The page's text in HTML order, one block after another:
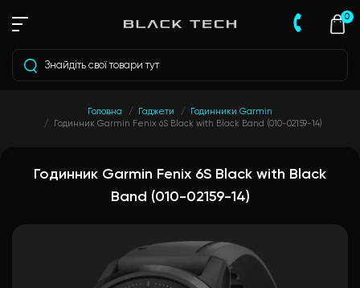
0
Головна Гаджети
Годинники Garmin
Годинник Garmin Fenix 6S Black with Black Band (010-02159-14)
Годинник Garmin Fenix 6S Black with Black
Band (010-02159-14)